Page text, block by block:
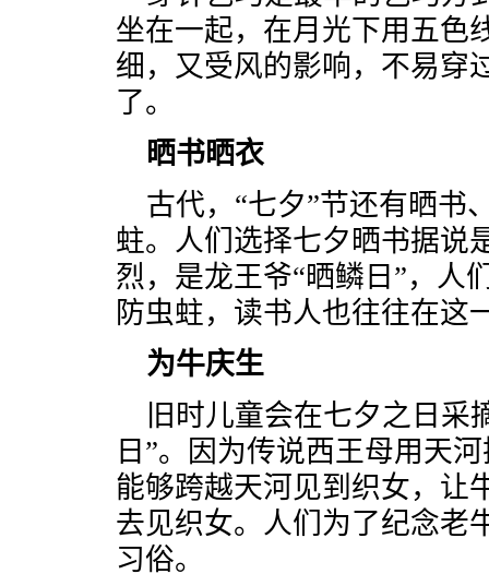
坐在一起，在月光下用五色
细，又受风的影响，不易穿
了。
晒书晒衣
古代，“七夕”节还有晒书
蛀。人们选择七夕晒书据说
烈，是龙王爷“晒鳞日”，人
防虫蛀，读书人也往往在这
为牛庆生
旧时儿童会在七夕之日
日”。因为传说西王母用天
能够跨越天河见到织女，让
去见织女。人们为了纪念老
习俗。